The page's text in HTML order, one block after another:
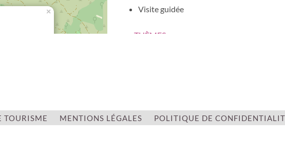
×
Visite guidée
THÈMES
Culturelle
TOURISME MENTIONS LÉGALES POLITIQUE DE